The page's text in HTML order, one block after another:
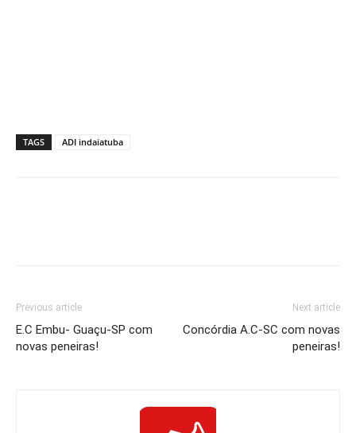
TAGS ADI indaiatuba
Previous article
E.C Embu- Guaçu-SP com
novas peneiras!
Next article
Concórdia A.C-SC com novas
peneiras!